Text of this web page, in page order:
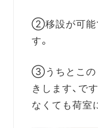
②移設が可能
す。
③うちとこの
きします、で
なくても荷室